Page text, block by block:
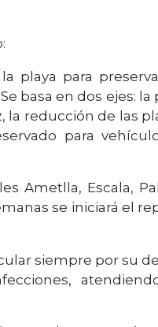
playa para
basa en dos ejes:
la reducción de las
para
Ametlla, Escala,
se iniciará el
siempre por su